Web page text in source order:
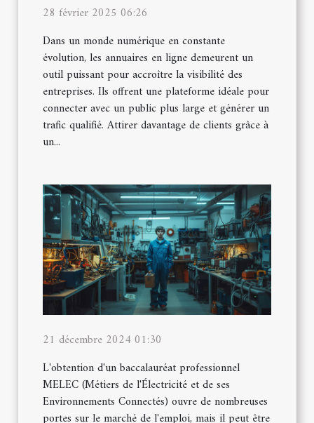
28 février 2025 06:26
Dans un monde numérique en constante
évolution, les annuaires en ligne demeurent un
outil puissant pour accroître la visibilité des
entreprises. Ils offrent une plateforme idéale pour
connecter avec un public plus large et générer un
trafic qualifié. Attirer davantage de clients grâce à
un...
21 décembre 2024 01:30
L'obtention d'un baccalauréat professionnel
MELEC (Métiers de l'Électricité et de ses
Environnements Connectés) ouvre de nombreuses
portes sur le marché de l'emploi, mais il peut être